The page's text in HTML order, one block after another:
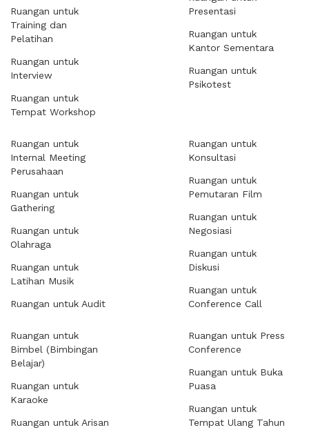
Ruangan untuk
Training dan
Pelatihan
Ruangan untuk
Interview
Ruangan untuk
Tempat Workshop
Presentasi
Ruangan untuk
Kantor Sementara
Ruangan untuk
Psikotest
Ruangan untuk
Internal Meeting
Perusahaan
Ruangan untuk
Gathering
Ruangan untuk
Olahraga
Ruangan untuk
Latihan Musik
Ruangan untuk Audit
Ruangan untuk
Konsultasi
Ruangan untuk
Pemutaran Film
Ruangan untuk
Negosiasi
Ruangan untuk
Diskusi
Ruangan untuk
Conference Call
Ruangan untuk
Bimbel (Bimbingan
Belajar)
Ruangan untuk
Karaoke
Ruangan untuk Arisan
Ruangan untuk Press
Conference
Ruangan untuk Buka
Puasa
Ruangan untuk
Tempat Ulang Tahun